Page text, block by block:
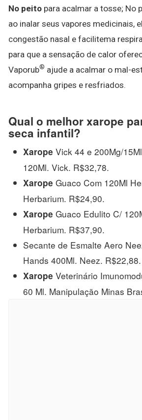
No peito para acalmar a tosse; No
ao inalar seus vapores medicinais,
congestão nasal e facilitema
para que a sensação de calor
Vaporub® ajude a acalmar o mal-
acompanha gripes e resfriados.
Qual o melhor xarope
seca infantil?
Xarope Vick 44 e 200Mg/
120Ml. Vick. R$32,78.
Xarope Guaco Com 120Ml
Herbarium. R$24,90.
Xarope Guaco Edulito C/
Herbarium. R$37,90.
Secante de Esmalte Aero
Hands 400Ml. Neez. R$22,88.
Xarope Veterinário
60 Ml. Manipulação Minas